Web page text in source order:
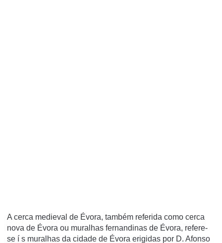
A cerca medieval de Évora, também referida como cerca
nova de Évora ou muralhas fernandinas de Évora, refere-
se í s muralhas da cidade de Évora erigidas por D. Afonso